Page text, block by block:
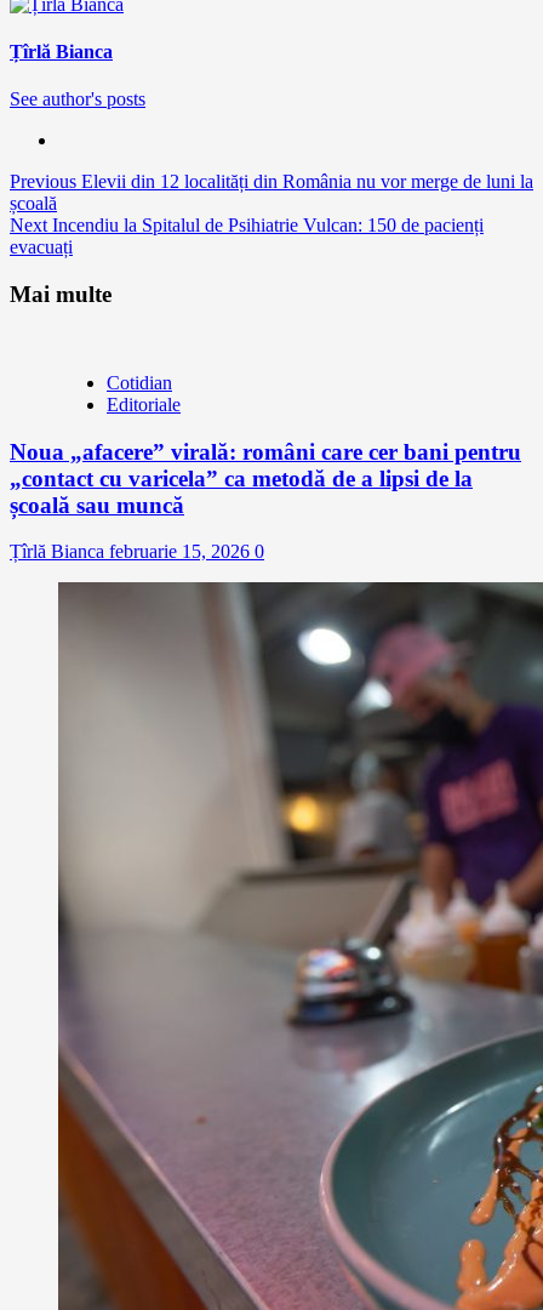
Țîrlă Bianca
See author's posts
Continue
Reading
Previous Elevii din 12 localități din România nu vor merge de luni la
școală
NextIncendiu la Spitalul de Psihiatrie Vulcan: 150 de pacienți
evacuați
Mai multe
Cotidian
Editoriale
Noua „afacere” virală: români care cer bani pentru
„contact cu varicela” ca metodă de a lipsi de la
școală sau muncă
Țîrlă Bianca februarie 15, 2026 0